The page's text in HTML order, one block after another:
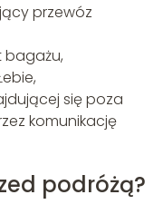
przewóz
bagażu,
się poza
komunikację
podróżą?